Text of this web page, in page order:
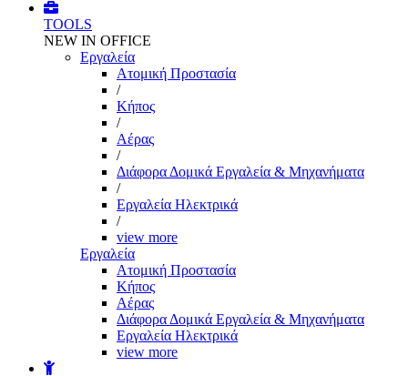
TOOLS
NEW IN OFFICE
Εργαλεία
Aτομική Προστασία
/
Kήπος
/
Αέρας
/
Διάφορα Δομικά Εργαλεία & Μηχανήματα
/
Εργαλεία Ηλεκτρικά
/
view more
Εργαλεία
Aτομική Προστασία
Kήπος
Αέρας
Διάφορα Δομικά Εργαλεία & Μηχανήματα
Εργαλεία Ηλεκτρικά
view more